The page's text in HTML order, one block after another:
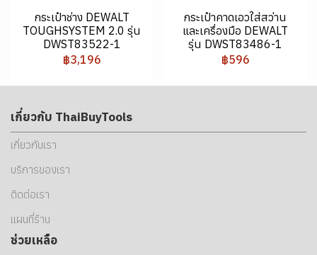
กระเป๋าช่าง DEWALT
TOUGHSYSTEM 2.0 รุ่น
DWST83522-1
฿3,196
กระเป๋าคาดเอวใส่สว่าน
และเครื่องมือ DEWALT
รุ่น DWST83486-1
฿596
เกี่ยวกับ ThaiBuyTools
เกี่ยวกับเรา
บริการของเรา
ติดต่อเรา
แผนที่ร้าน
ช่วยเหลือ